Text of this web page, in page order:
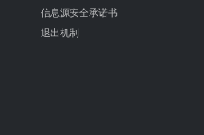
信息源安全承诺书
退出机制